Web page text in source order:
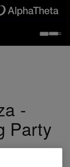
-
Party